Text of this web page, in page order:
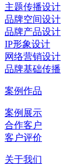
主题传播设计
品牌空间设计
品牌产品设计
IP形象设计
网络营销设计
品牌基础传播
案例作品
案例展示
合作客户
客户评价
关于我们